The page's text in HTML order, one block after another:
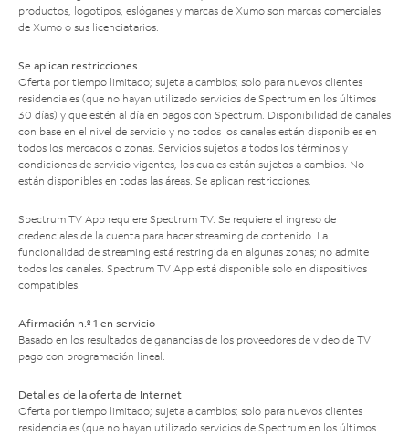
productos, logotipos, eslóganes y marcas de Xumo son marcas comerciales
de Xumo o sus licenciatarios.
Se aplican restricciones
Oferta por tiempo limitado; sujeta a cambios; solo para nuevos clientes
residenciales (que no hayan utilizado servicios de Spectrum en los últimos
30 días) y que estén al día en pagos con Spectrum. Disponibilidad de canales
con base en el nivel de servicio y no todos los canales están disponibles en
todos los mercados o zonas. Servicios sujetos a todos los términos y
condiciones de servicio vigentes, los cuales están sujetos a cambios. No
están disponibles en todas las áreas. Se aplican restricciones.
Spectrum TV App requiere Spectrum TV. Se requiere el ingreso de
credenciales de la cuenta para hacer streaming de contenido. La
funcionalidad de streaming está restringida en algunas zonas; no admite
todos los canales. Spectrum TV App está disponible solo en dispositivos
compatibles.
Afirmación n.º 1 en servicio
Basado en los resultados de ganancias de los proveedores de video de TV
pago con programación lineal.
Detalles de la oferta de Internet
Oferta por tiempo limitado; sujeta a cambios; solo para nuevos clientes
residenciales (que no hayan utilizado servicios de Spectrum en los últimos